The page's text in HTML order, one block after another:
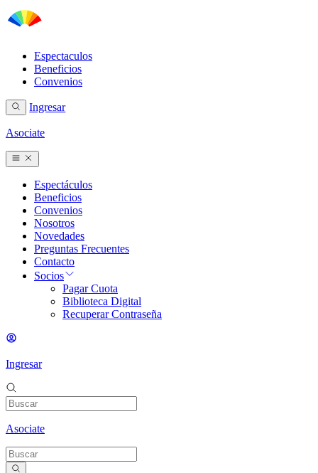
Espectaculos
Beneficios
Convenios
Ingresar
Asociate
Espectáculos
Beneficios
Convenios
Nosotros
Novedades
Preguntas Frecuentes
Contacto
Socios
Pagar Cuota
Biblioteca Digital
Recuperar Contraseña
Ingresar
Asociate